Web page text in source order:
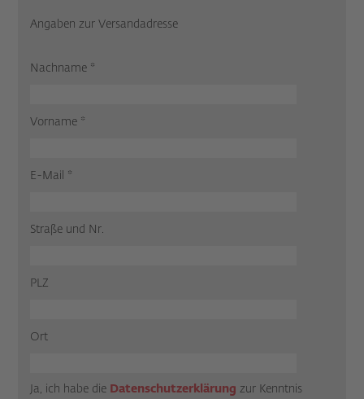
Angaben zur Versandadresse
Nachname *
Vorname *
E-Mail *
Straße und Nr.
PLZ
Ort
Ja, ich habe die Datenschutzerklärung zur Kenntnis